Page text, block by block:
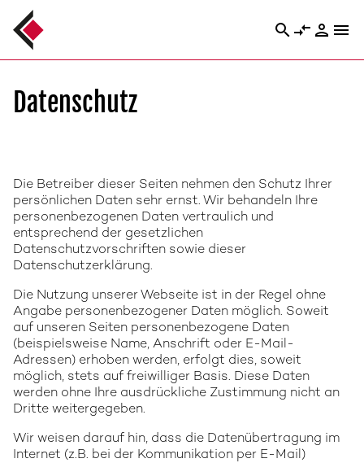
search compare_arrows person menu
Datenschutz
Die Betreiber dieser Seiten nehmen den Schutz Ihrer
persönlichen Daten sehr ernst. Wir behandeln Ihre
personenbezogenen Daten vertraulich und
entsprechend der gesetzlichen
Datenschutzvorschriften sowie dieser
Datenschutzerklärung.
Die Nutzung unserer Webseite ist in der Regel ohne
Angabe personenbezogener Daten möglich. Soweit
auf unseren Seiten personenbezogene Daten
(beispielsweise Name, Anschrift oder E-Mail-
Adressen) erhoben werden, erfolgt dies, soweit
möglich, stets auf freiwilliger Basis. Diese Daten
werden ohne Ihre ausdrückliche Zustimmung nicht an
Dritte weitergegeben.
Wir weisen darauf hin, dass die Datenübertragung im
Internet (z.B. bei der Kommunikation per E-Mail)